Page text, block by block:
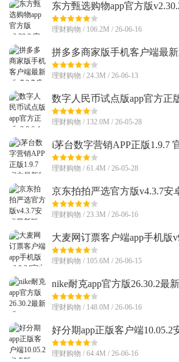
东方甄选购物app官方版
新版
理财购物 / 106.2M / 26-06-16
拼多多商家版手机客户端最
安卓版
理财购物 / 24.3M / 26-06-13
数字人民币试点版app官方正
安卓版
理财购物 / 132.0M / 26-05-28
i茅台数字营销APP正版1.9.7
版
理财购物 / 61.4M / 26-05-28
京东拍拍严选官方版v4.3.7安
理财购物 / 23.3M / 26-06-16
大麦网订票客户端app手机版
方正版
理财购物 / 105.6M / 26-06-15
nike耐克app官方版26.30.2最
理财购物 / 148.0M / 26-06-16
好分期app正版客户端10.05.2
理财购物 / 64.4M / 26-06-16